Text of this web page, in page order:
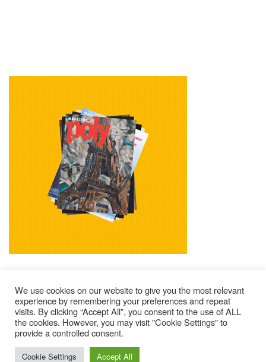
Mentions Légales Contacts
Où Trouver Poly ?
Lire Les Anciens N°
S’abonner À Poly
© 2025 – Magazine Poly – BKN
We use cookies on our website to give you the most relevant
experience by remembering your preferences and repeat
visits. By clicking “Accept All”, you consent to the use of ALL
the cookies. However, you may visit "Cookie Settings" to
provide a controlled consent.
Cookie Settings Accept All